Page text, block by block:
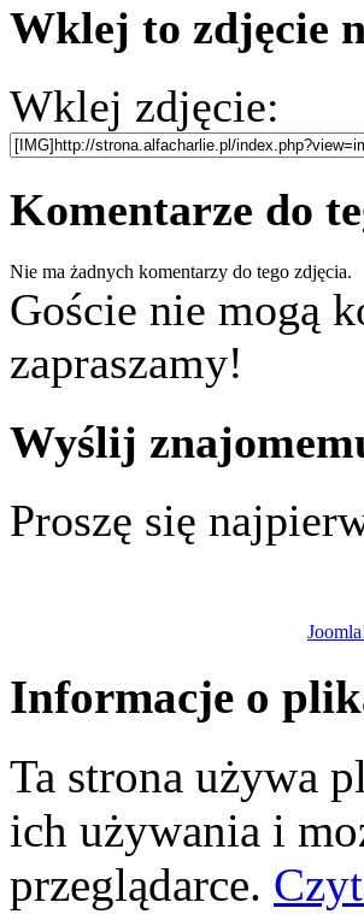
Wklej to zdjęcie
Wklej zdjęcie:
Komentarze do
Nie ma żadnych komentarzy do tego zdjęcia.
Goście nie mogą
zapraszamy!
Wyślij
Proszę się
Informacje o
Ta strona używa
ich używania i
przeglądarce.